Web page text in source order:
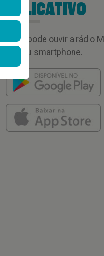
APLICATIVO
Você pode ouvir a rádio
no seu smartphone.